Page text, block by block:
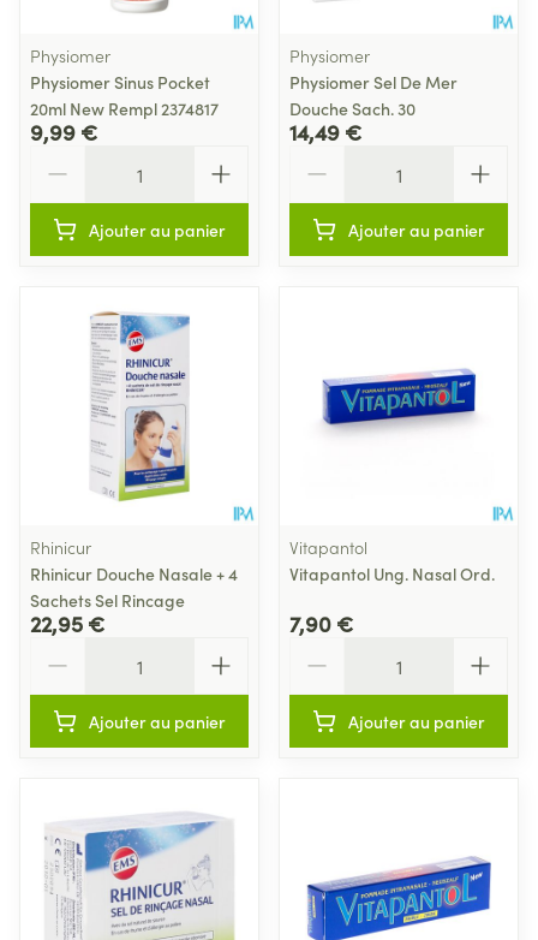
Physiomer
Physiomer Sinus Pocket
20ml New Rempl 2374817
9,99 €
Ajouter au panier
Physiomer
Physiomer Sel De Mer
Douche Sach. 30
14,49 €
Ajouter au panier
Rhinicur
Rhinicur Douche Nasale + 4
Sachets Sel Rincage
22,95 €
Ajouter au panier
Vitapantol
Vitapantol Ung. Nasal Ord.
7,90 €
Ajouter au panier